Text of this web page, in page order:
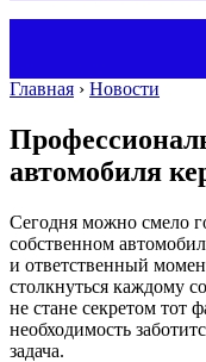
Главная › Новости
автомобиля
Сегодня можно смело
собственном
и ответственный
столкнуться каждому
не стане секретом тот
необходимость
задача.